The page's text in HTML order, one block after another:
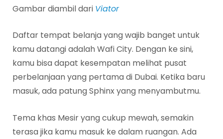
Gambar diambil dari Viator
Daftar tempat belanja yang wajib banget untuk
kamu datangi adalah Wafi City. Dengan ke sini,
kamu bisa dapat kesempatan melihat pusat
perbelanjaan yang pertama di Dubai. Ketika baru
masuk, ada patung Sphinx yang menyambutmu.
Tema khas Mesir yang cukup mewah, semakin
terasa jika kamu masuk ke dalam ruangan. Ada